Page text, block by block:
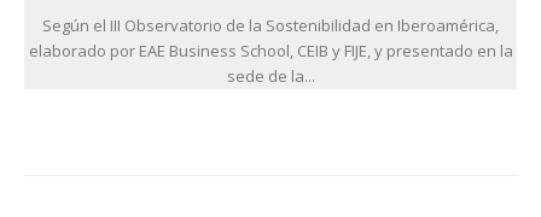
Según el III Observatorio de la Sostenibilidad en Iberoamérica,
elaborado por EAE Business School, CEIB y FIJE, y presentado en la
sede de la...